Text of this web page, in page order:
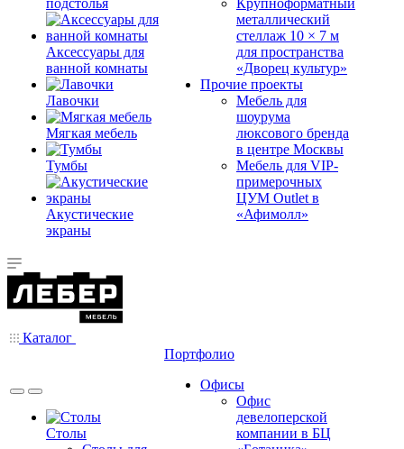
подстолья
Аксессуары для
ванной комнаты
Лавочки
Мягкая мебель
Тумбы
Акустические
экраны
Крупноформатный
металлический
стеллаж 10 × 7 м
для пространства
«Дворец культур»
Прочие проекты
Мебель для
шоурума
люксового бренда
в центре Москвы
Мебель для VIP-
примерочных
ЦУМ Outlet в
«Афимолл»
Каталог
Столы
Портфолио
Офисы
Офис
девелоперской
компании в БЦ